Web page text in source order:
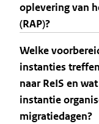
oplevering van
(RAP)?
Welke
instanties
naar ReIS en
instantie
migratiedagen?